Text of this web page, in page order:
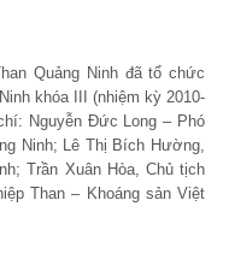
Quảng Ninh đã tổ chức
khóa III (nhiệm kỳ 2010-
Nguyễn Đức Long – Phó
Ninh; Lê Thị Bích Hường,
Trần Xuân Hòa, Chủ tịch
Than – Khoáng sản Việt